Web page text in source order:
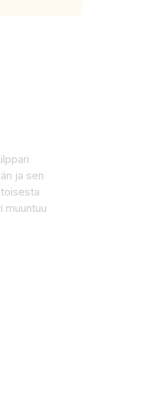
ja sen
muuntuu